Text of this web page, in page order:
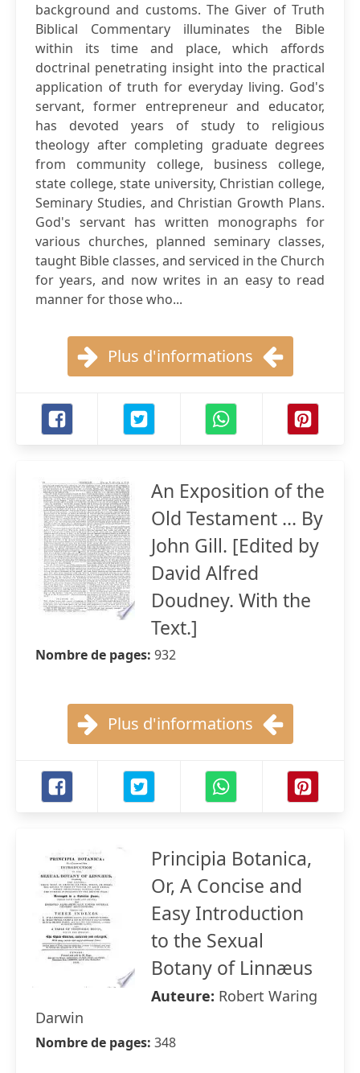
background and customs. The Giver of Truth
Biblical Commentary illuminates the Bible
within its time and place, which affords
doctrinal penetrating insight into the practical
application of truth for everyday living. God's
servant, former entrepreneur and educator,
has devoted years of study to religious
theology after completing graduate degrees
from community college, business college,
state college, state university, Christian college,
Seminary Studies, and Christian Growth Plans.
God's servant has written monographs for
various churches, planned seminary classes,
taught Bible classes, and serviced in the Church
for years, and now writes in an easy to read
manner for those who...
Plus d'informations
An Exposition of the
Old Testament ... By
John Gill. [Edited by
David Alfred
Doudney. With the
Text.]
Nombre de pages: 932
Plus d'informations
Principia Botanica,
Or, A Concise and
Easy Introduction
to the Sexual
Botany of Linnæus
Auteure: Robert Waring
Darwin
Nombre de pages: 348